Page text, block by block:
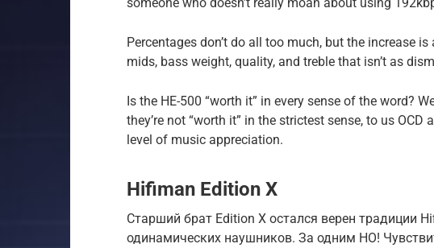
Percentages don’t do all too much, but the increase
mids, bass weight, quality, and treble that isn’t as
Is the HE-500 “worth it” in every sense of the word?
they’re not “worth it” in the strictest sense, to us
level of music appreciation.
Hifiman Edition X
Старший брат Edition X остался верен традиции
одинамических наушников. За одним НО!